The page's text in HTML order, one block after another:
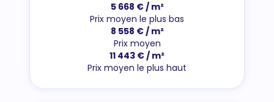
5 668 € / m²
Prix moyen le plus bas
8 558 € / m²
Prix moyen
11 443 € / m²
Prix moyen le plus haut